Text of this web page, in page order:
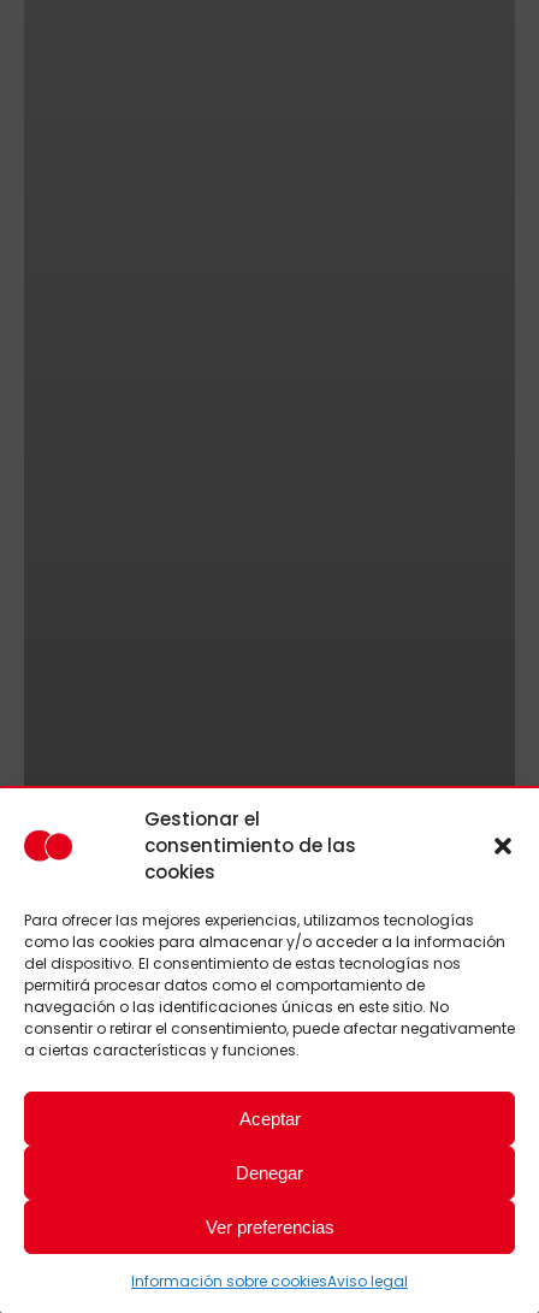
Gestionar el
consentimiento de las
cookies
Para ofrecer las mejores experiencias, utilizamos tecnologías
como las cookies para almacenar y/o acceder a la información
del dispositivo. El consentimiento de estas tecnologías nos
permitirá procesar datos como el comportamiento de
navegación o las identificaciones únicas en este sitio. No
consentir o retirar el consentimiento, puede afectar negativamente
a ciertas características y funciones.
Aceptar
Denegar
Ver preferencias
Información sobre cookiesAviso legal